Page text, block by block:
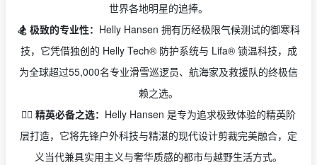
世界各地明星的追捧。
🏂 极致的专业性： Helly Hansen 拥有历经极限气候测试的御寒科
技，它凭借独创的 Helly Tech® 防护系统与 Lifa® 锁温科技，成
为全球超过55,000名专业滑雪巡逻员、航海家及救援队的终极信
赖之选。
🤵‍♂️ 精英必备之选： Helly Hansen 是专为追求极致体验的精英阶
层打造，它将先锋户外科技与精湛的现代设计剪裁完美融合，定
义当代兼具实用主义与奢华质感的都市与越野生活方式。